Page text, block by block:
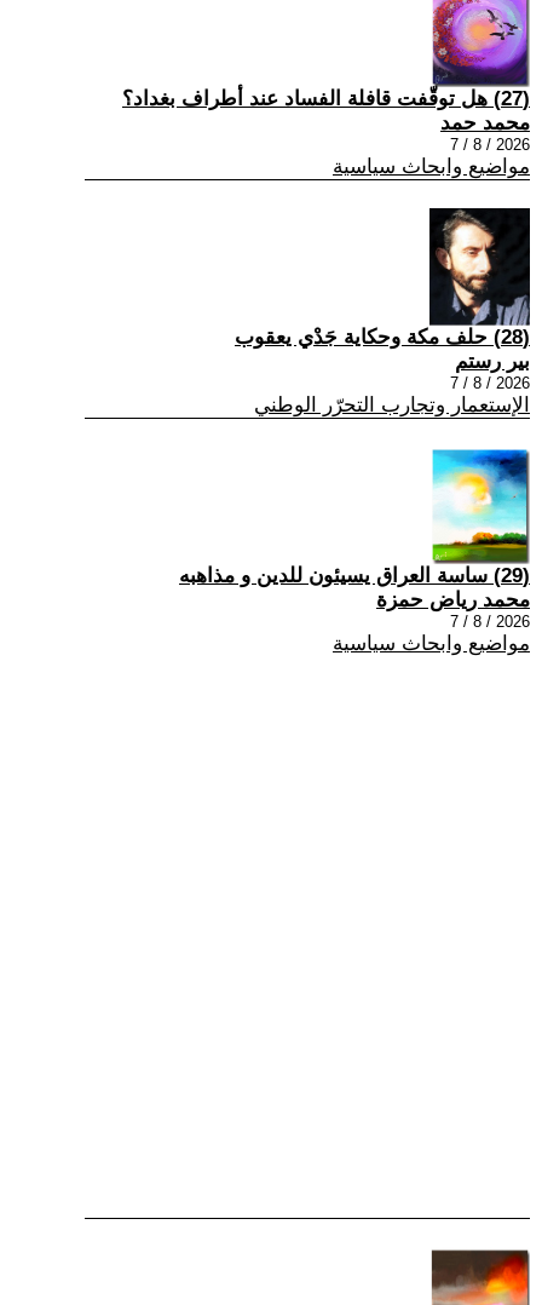
(27) هل توقّفت قافلة الفساد عند أطراف بغداد؟
محمد حمد
2026 / 8 / 7
مواضيع وابحاث سياسية
(28) حلف مكة وحكاية جَدْي يعقوب
بير رستم
2026 / 8 / 7
الإستعمار وتجارب التحرّر الوطني
(29) ساسة العراق يسيئون للدين و مذاهبه
محمد رياض حمزة
2026 / 8 / 7
مواضيع وابحاث سياسية